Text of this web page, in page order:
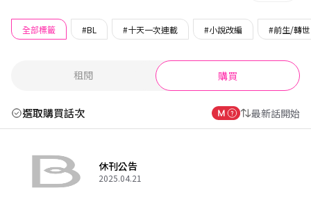
全部標籤 #BL #十天一次連載 #小說改編 #前生/轉世
租閱 購買
選取購買話次 最新話開始
休刊公告
2025.04.21